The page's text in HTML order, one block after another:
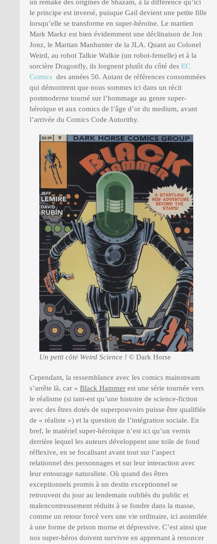
un remake des origines de Shazam, à la différence qu’ici
le principe est inversé, puisque Gail devient une petite fille
lorsqu’elle se transforme en super-héroïne. Le martien
Mark Markz est bien évidemment une déclinaison de Jon
Jonz, le Martian Manhunter de la JLA. Quant au Colonel
Weird, au robot Talkie Walkie (un robot-femelle) et à la
sorcière Dragonfly, ils lorgnent plutôt du côté des EC
Comics des années 50. Autant de références consommées
qui démontrent que nous sommes ici dans un récit
postmoderne tourné sur l’hommage au genre super-
héroïque et aux comics de l’âge d’or du medium, avant
l’arrivée du Comics Code Autorithy.
Un petit côté Weird Science !© Dark Horse
Cependant, la ressemblance avec les comics mainstream
s’arrête là, car « Black Hammer est une série tournée vers
le réalisme (si tant-est qu’une histoire de science-fiction
avec des êtres dotés de superpouvoirs puisse être qualifiée
de « réaliste ») et la question de l’intégration sociale. En
bref, le matériel super-héroïque n’est ici qu’un vernis
derrière lequel les auteurs développent une toile de fond
réflexive, en se focalisant avant tout sur l’aspect
relationnel des personnages et sur leur interaction avec
leur entourage naturaliste. Où quand des êtres
exceptionnels promis à un destin exceptionnel se
retrouvent du jour au lendemain oubliés du public et
malencontreusement réduits à se fondre dans la masse,
comme un retour forcé vers une vie ordinaire, ici assimilée
à une forme de prison morne et dépressive. C’est ainsi que
nos super-héros doivent survivre en apprenant à renoncer